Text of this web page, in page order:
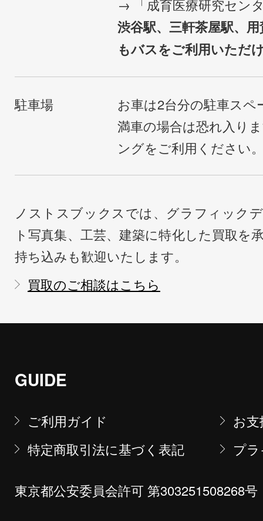
→ 「成育医療研究セン
渋谷駅、三軒茶屋駅、
もバスをご利用いただ
駐車場
お車は2台分の駐車ス
満車の場合は恐れ入り
ングをご利用ください
ノストスブックスでは、グラフィック
ト写真集、工芸、建築に特化した買取を
持ち込みも歓迎いたします。
買取のご相談はこちら
GUIDE
ご利用ガイド
お
特定商取引法に基づく表記
プ
東京都公安委員会許可 第303251508268号